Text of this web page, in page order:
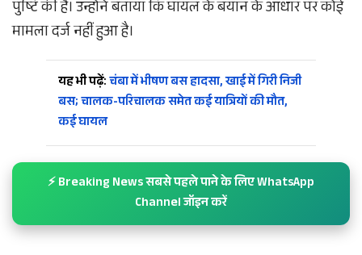
पुष्टि की है। उन्होंने बताया कि घायल के बयान के आधार पर कोई
मामला दर्ज नहीं हुआ है।
यह भी पढ़ें:चंबा में भीषण बस हादसा, खाई में गिरी निजी
बस; चालक-परिचालक समेत कई यात्रियों की मौत,
कई घायल
⚡ Breaking News सबसे पहले पाने के लिए WhatsApp
Channel जॉइन करें